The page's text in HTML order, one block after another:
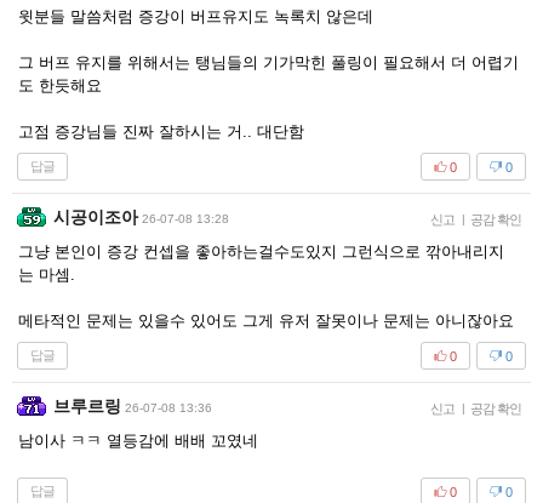
윗분들 말씀처럼 증강이 버프유지도 녹록치 않은데
그 버프 유지를 위해서는 탱님들의 기가막힌 풀링이 필요해서 더 어렵기
도 한듯해요
고점 증강님들 진짜 잘하시는 거.. 대단함
답글 0
0
시공이조아 26-07-08 13:28 신고 | 공감 확인
그냥 본인이 증강 컨셉을 좋아하는걸수도있지 그런식으로 깎아내리지
는 마셈.
메타적인 문제는 있을수 있어도 그게 유저 잘못이나 문제는 아니잖아요
답글 0
0
브루르링 26-07-08 13:36 신고 | 공감 확인
남이사 ㅋㅋ 열등감에 배배 꼬였네
답글 0
0